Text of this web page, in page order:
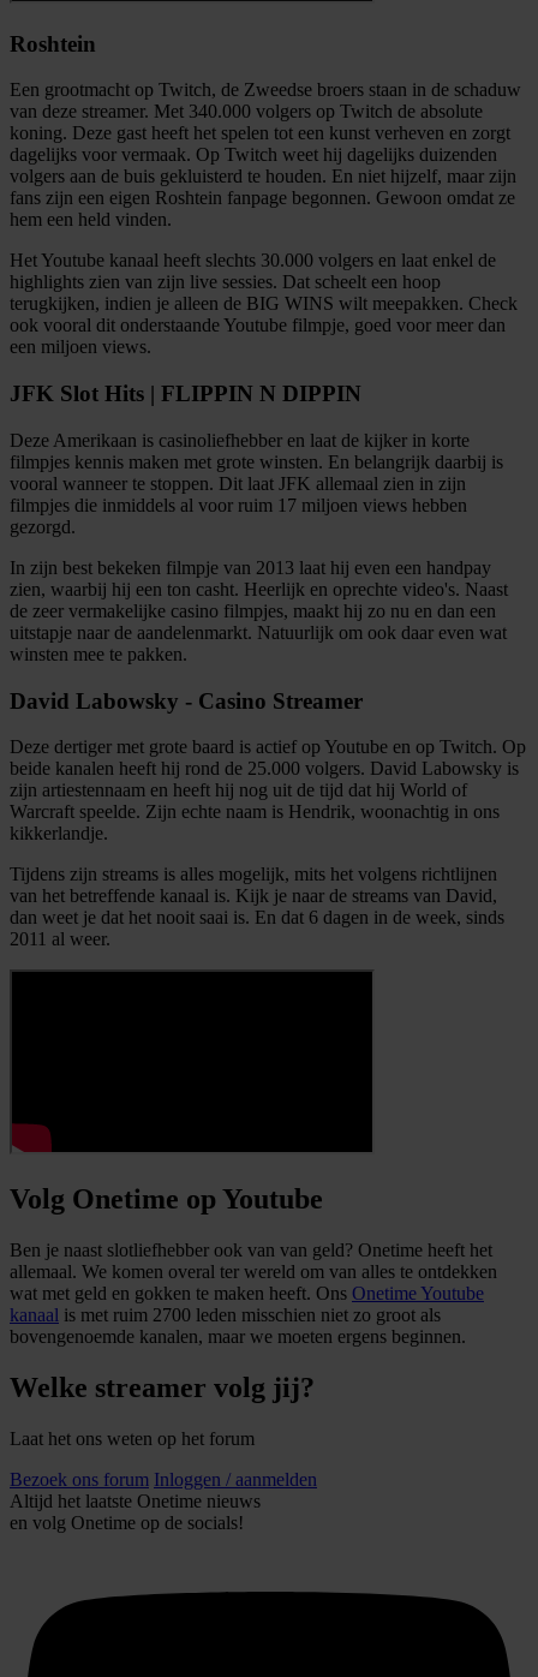
Roshtein
Een grootmacht op Twitch, de Zweedse broers staan in de schaduw
van deze streamer. Met 340.000 volgers op Twitch de absolute
koning. Deze gast heeft het spelen tot een kunst verheven en zorgt
dagelijks voor vermaak. Op Twitch weet hij dagelijks duizenden
volgers aan de buis gekluisterd te houden. En niet hijzelf, maar zijn
fans zijn een eigen Roshtein fanpage begonnen. Gewoon omdat ze
hem een held vinden.
Het Youtube kanaal heeft slechts 30.000 volgers en laat enkel de
highlights zien van zijn live sessies. Dat scheelt een hoop
terugkijken, indien je alleen de BIG WINS wilt meepakken. Check
ook vooral dit onderstaande Youtube filmpje, goed voor meer dan
een miljoen views.
JFK Slot Hits | FLIPPIN N DIPPIN
Deze Amerikaan is casinoliefhebber en laat de kijker in korte
filmpjes kennis maken met grote winsten. En belangrijk daarbij is
vooral wanneer te stoppen. Dit laat JFK allemaal zien in zijn
filmpjes die inmiddels al voor ruim 17 miljoen views hebben
gezorgd.
In zijn best bekeken filmpje van 2013 laat hij even een handpay
zien, waarbij hij een ton casht. Heerlijk en oprechte video's. Naast
de zeer vermakelijke casino filmpjes, maakt hij zo nu en dan een
uitstapje naar de aandelenmarkt. Natuurlijk om ook daar even wat
winsten mee te pakken.
David Labowsky - Casino Streamer
Deze dertiger met grote baard is actief op Youtube en op Twitch. Op
beide kanalen heeft hij rond de 25.000 volgers. David Labowsky is
zijn artiestennaam en heeft hij nog uit de tijd dat hij World of
Warcraft speelde. Zijn echte naam is Hendrik, woonachtig in ons
kikkerlandje.
Tijdens zijn streams is alles mogelijk, mits het volgens richtlijnen
van het betreffende kanaal is. Kijk je naar de streams van David,
dan weet je dat het nooit saai is. En dat 6 dagen in de week, sinds
2011 al weer.
Volg Onetime op Youtube
Ben je naast slotliefhebber ook van van geld? Onetime heeft het
allemaal. We komen overal ter wereld om van alles te ontdekken
wat met geld en gokken te maken heeft. Ons Onetime Youtube
kanaal is met ruim 2700 leden misschien niet zo groot als
bovengenoemde kanalen, maar we moeten ergens beginnen.
Welke streamer volg jij?
Laat het ons weten op het forum
Bezoek ons forum Inloggen / aanmelden
Altijd het laatste Onetime nieuws
en volg Onetime op de socials!